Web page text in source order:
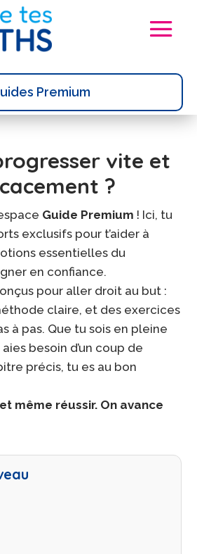
Premium
vite et
?
Guide Premium ! Ici, tu
exclusifs pour t’aider à
essentielles du
en confiance.
pour aller droit au but :
claire, et des exercices
à pas. Que tu sois en pleine
besoin d’un coup de
précis, tu es au bon
même réussir. On avance